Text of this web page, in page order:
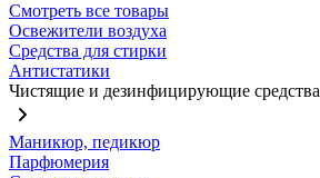
Смотреть все товары
Освежители воздуха
Средства для стирки
Антистатики
Чистящие и дезинфицирующие средства
Маникюр, педикюр
Парфюмерия